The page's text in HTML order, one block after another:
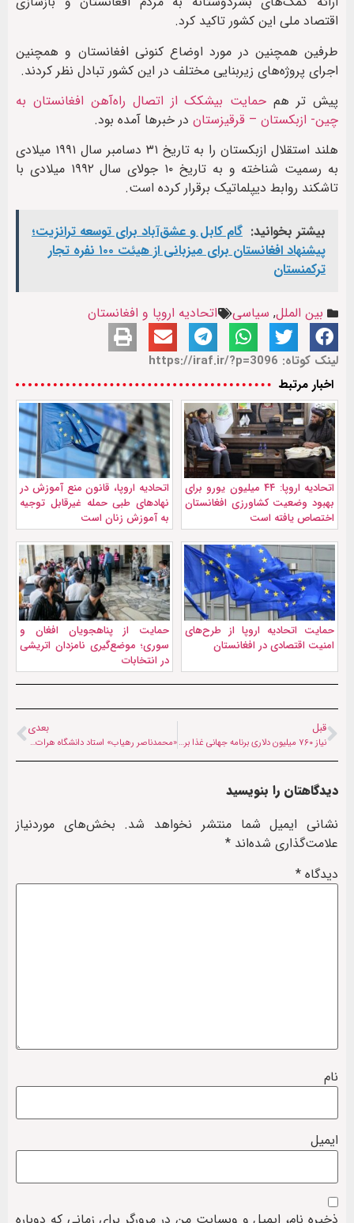
اقتصاد ملی این کشور تاکید کرد.
طرفین همچنین در مورد اوضاع کنونی افغانستان و همچنین
اجرای پروژه‌های زیربنایی مختلف در این کشور تبادل نظر کردند.
پیش تر هم حمایت بیشکک از اتصال راه‌آهن افغانستان به
چین- ازبکستان – قرقیزستان در خبرها آمده بود.
هلند استقلال ازبکستان‌ را به تاریخ ۳۱ دسامبر سال ۱۹۹۱ میلادی
به رسمیت شناخته و به تاریخ ۱۰ جولای سال ۱۹۹۲ میلادی با
تاشکند روابط دیپلماتیک برقرار کرده است.
بیشتر بخوانید: گام کابل و عشق‌آباد برای توسعه ترانزیت؛
پیشنهاد افغانستان برای میزبانی از هیئت ۱۰۰ نفره تجار
ترکمنستان
بین الملل, سیاسی اتحادیه اروپا و افغانستان
لینک کوتاه: https://iraf.ir/?p=3096
اخبار مرتبط
اتحادیه اروپا: ۴۴ میلیون یورو برای
بهبود وضعیت کشاورزی افغانستان
اختصاص یافته است
اتحادیه اروپا، قانون منع آموزش در
نهادهای طبی حمله غیرقابل توجیه
به آموزش زنان است
حمایت اتحادیه اروپا از طرح‌های
امنیت اقتصادی در افغانستان
حمایت از پناهجویان افغان و
سوری؛ موضع‌گیری نامزدان اتریشی
در انتخابات
قبل
نیاز ۷۶۰ میلیون دلاری برنامه جهانی غذا برای ادامه فعالیت در افغانستان
بعدی
«محمدناصر رهیاب» استاد دانشگاه هرات درگذشت
دیدگاهتان را بنویسید
نشانی ایمیل شما منتشر نخواهد شد. بخش‌های موردنیاز
علامت‌گذاری شده‌اند *
دیدگاه *
نام
ایمیل